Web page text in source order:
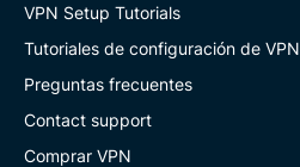
VPN Setup Tutorials
Tutoriales de configuración de VPN
Preguntas frecuentes
Contact support
Comprar VPN